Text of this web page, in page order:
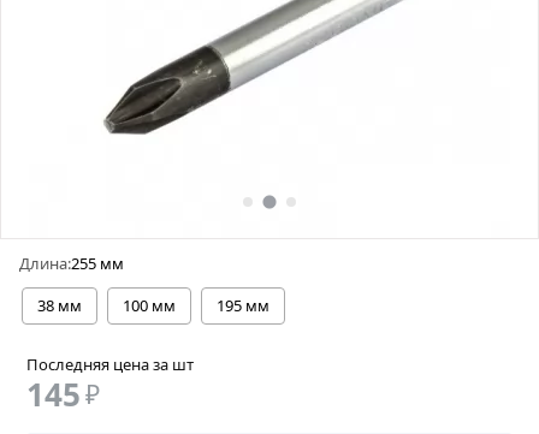
Длина:255 мм
38 мм
100 мм 195 мм
Последняя цена за шт
145₽